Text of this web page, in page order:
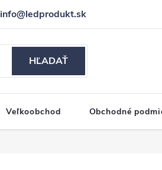
info@ledprodukt.sk
HĽADAŤ
Veľkoobchod Obchodné